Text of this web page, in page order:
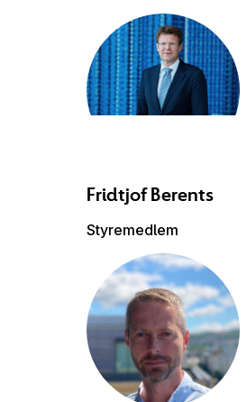
Fridtjof Berents
Styremedlem